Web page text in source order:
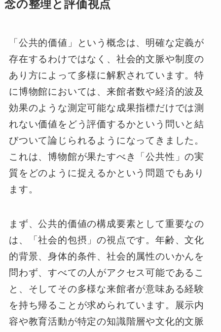
念の整理と評価視点
「公共的価値」という概念は、明確な定義が
存在するわけではなく、社会的文脈や制度の
あり方によって多様に解釈されています。特
に博物館においては、来館者数や経済的波及
効果のような測定可能な成果指標だけでは測
れない価値をどう評価するかという問いと結
びついて論じられるようになってきました。
これは、博物館が果たすべき「公共性」の実
質をどのように捉えるかという問題でもあり
ます。
まず、公共的価値の構成要素として重要なの
は、「社会的包摂」の視点です。年齢、文化
的背景、身体的条件、社会的属性のいかんを
問わず、すべての人がアクセス可能であるこ
と、そしてその多様な来館者が意味ある経験
を持ち帰ることが求められています。展示内
容や教育活動が特定の知識階層や文化的文脈